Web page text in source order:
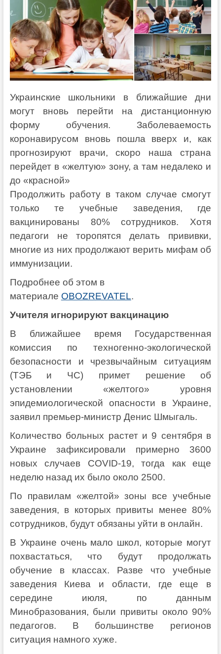
Украинские школьники в ближайшие дни
могут вновь перейти на дистанционную
форму обучения. Заболеваемость
коронавирусом вновь пошла вверх и, как
прогнозируют врачи, скоро наша страна
перейдет в «желтую» зону, а там недалеко и
до «красной»
Продолжить работу в таком случае смогут
только те учебные заведения, где
вакцинированы 80% сотрудников. Хотя
педагоги не торопятся делать прививки,
многие из них продолжают верить мифам об
иммунизации.
Подробнее об этом в
материале OBOZREVATEL.
Учителя игнорируют вакцинацию
В ближайшее время Государственная
комиссия по техногенно-экологической
безопасности и чрезвычайным ситуациям
(ТЭБ и ЧС) примет решение об
установлении «желтого» уровня
эпидемиологической опасности в Украине,
заявил премьер-министр Денис Шмыгаль.
Количество больных растет и 9 сентября в
Украине зафиксировали примерно 3600
новых случаев COVID-19, тогда как еще
неделю назад их было около 2500.
По правилам «желтой» зоны все учебные
заведения, в которых привиты менее 80%
сотрудников, будут обязаны уйти в онлайн.
В Украине очень мало школ, которые могут
похвастаться, что будут продолжать
обучение в классах. Разве что учебные
заведения Киева и области, где еще в
середине июля, по данным
Минобразования, были привиты около 90%
педагогов. В большинстве регионов
ситуация намного хуже.